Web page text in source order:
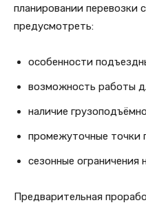
планировании перевозки
предусмотреть:
особенности
возможность работы
наличие
промежуточные точки
сезонные ограничения
Предварительная